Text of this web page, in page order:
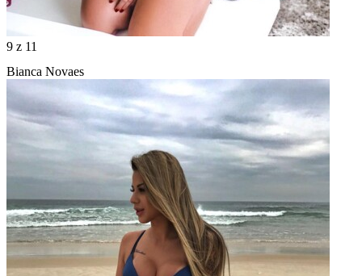
9 z 11
Bianca Novaes